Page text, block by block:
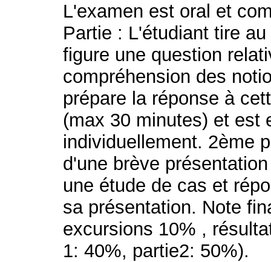
L'examen est oral et
Partie : L'étudiant tire
figure une question
compréhension des
prépare la réponse à
(max 30 minutes) et est
individuellement. 2ème
d'une brève
une étude de cas et
sa présentation. Note
excursions 10% ,
1: 40%, partie2: 50%).